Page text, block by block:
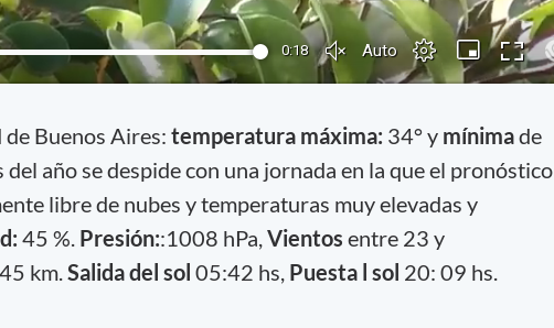
de Buenos Aires: temperatura máxima: 34° y mínimade
del año se despide con una jornada en la que el pronóstico
libre de nubes y temperaturas muy elevadas y
45 %. Presión::1008 hPa, Vientos entre 23 y
km. Salida del sol 05:42 hs, Puesta l sol 20: 09 hs.